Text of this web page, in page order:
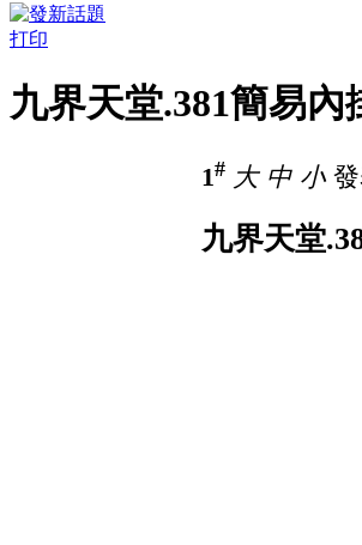
打印
九界天堂.381簡易
1# 大 中 小
九界天堂